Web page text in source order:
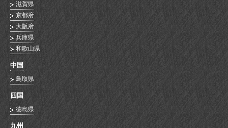
滋賀県
京都府
大阪府
兵庫県
和歌山県
中国
鳥取県
四国
徳島県
九州